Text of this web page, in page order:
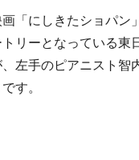
「にしきたショパン
リーとなっている東
左手のピアニスト智
す。